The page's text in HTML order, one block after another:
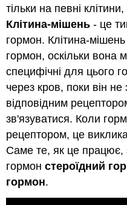
тільки на певні
Клітина-мішень - це
гормон. Клітина-
гормон, оскільки вона
специфічні для цього
через кров, поки він не
відповідним
зв'язуватися. Коли
рецептором, це
Саме те, як це працює,
гормонстероїдний
гормон.